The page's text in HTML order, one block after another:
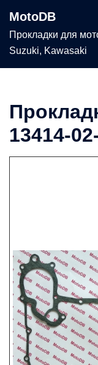
содержимому
MotoDB
Прокладки для
Suzuki, Kawasaki
13414-